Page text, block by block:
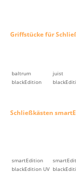
Griffstücke für
baltrum
blackEdition
juist
Schließkästen
smartEdition
blackEdition UV